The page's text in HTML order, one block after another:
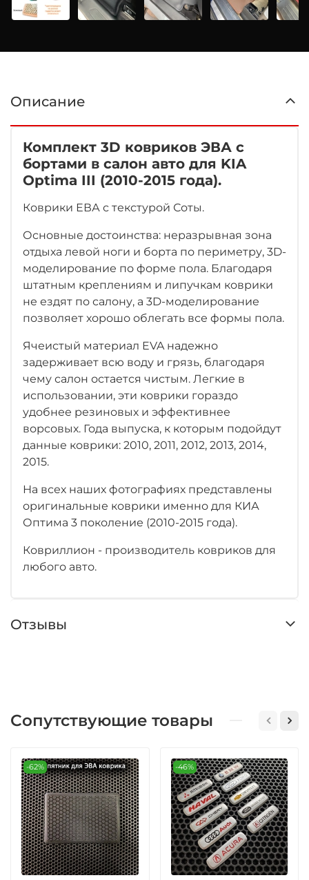
Описание
Комплект 3D ковриков ЭВА с
бортами в салон авто для KIA
Optima III (2010-2015 года).
Коврики ЕВА с текстурой Соты.
Основные достоинства: неразрывная зона
отдыха левой ноги и борта по периметру, 3D-
моделирование по форме пола. Благодаря
штатным креплениям и липучкам коврики
не ездят по салону, а 3D-моделирование
позволяет хорошо облегать все формы пола.
Ячеистый материал EVA надежно
задерживает всю воду и грязь, благодаря
чему салон остается чистым. Легкие в
использовании, эти коврики гораздо
удобнее резиновых и эффективнее
ворсовых. Года выпуска, к которым подойдут
данные коврики: 2010, 2011, 2012, 2013, 2014,
2015.
На всех наших фотографиях представлены
оригинальные коврики именно для КИА
Оптима 3 поколение (2010-2015 года).
Ковриллион - производитель ковриков для
любого авто.
Отзывы
Сопутствующие товары
-62% -46%